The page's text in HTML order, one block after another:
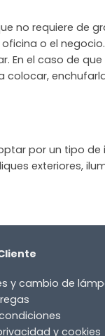
no requiere de
o el
En el caso de
colocar,
por un tipo de
exteriores,
y cambio de
y cookies